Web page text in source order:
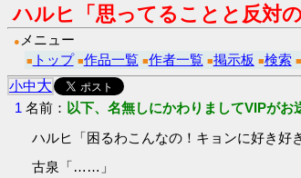
ハルヒ「思ってることと反対
● メニュー
■ トップ ■作品一覧 ■作者一覧 ■掲示板 ■検索 ■
小中大
1 名前： 以下、名無しにかわりましてVIPがお
ハルヒ「困るわこんなの！キョンに好き好
古泉「……」